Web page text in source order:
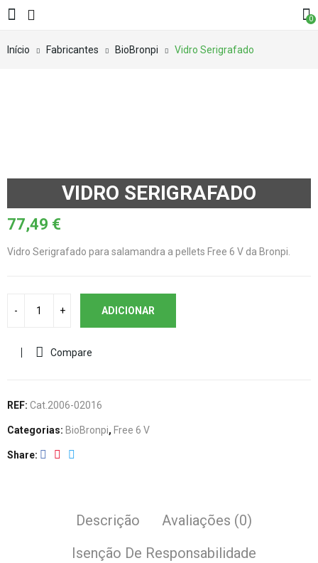
0
Início Fabricantes BioBronpi Vidro Serigrafado
VIDRO SERIGRAFADO
77,49 €
Vidro Serigrafado para salamandra a pellets Free 6 V da Bronpi.
ADICIONAR
Compare
REF: Cat.2006-02016
Categorias: BioBronpi, Free 6 V
Share
Descrição
Avaliações (0)
Isenção De Responsabilidade